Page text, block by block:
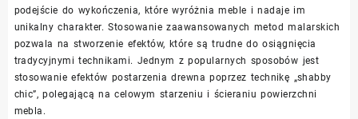
podejście do wykończenia, które wyróżnia meble i nadaje im
unikalny charakter. Stosowanie zaawansowanych metod malarskich
pozwala na stworzenie efektów, które są trudne do osiągnięcia
tradycyjnymi technikami. Jednym z popularnych sposobów jest
stosowanie efektów postarzenia drewna poprzez technikę „shabby
chic”, polegającą na celowym starzeniu i ścieraniu powierzchni
mebla.